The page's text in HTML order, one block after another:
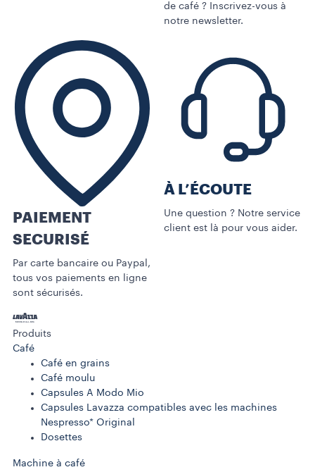
de café ? Inscrivez-vous à
notre newsletter.
PAIEMENT
SECURISÉ
Par carte bancaire ou Paypal,
tous vos paiements en ligne
sont sécurisés.
À L’ÉCOUTE
Une question ? Notre service
client est là pour vous aider.
Produits
Café
Café en grains
Café moulu
Capsules A Modo Mio
Capsules Lavazza compatibles avec les machines
Nespresso* Original
Dosettes
Machine à café